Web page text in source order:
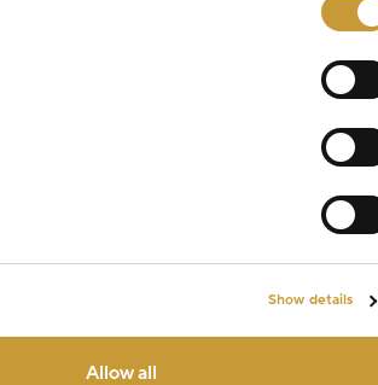
Show details
Allow all